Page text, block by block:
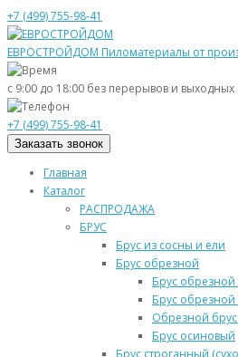
+7 (499) 755-98-41
ЕВРОСТРОЙДОМ Пиломатериалы от
с 9:00 до 18:00 без перерывов и выходных
+7 (499) 755-98-41
Заказать звонок
Главная
Каталог
РАСПРОДАЖА
БРУС
Брус из сосны и ели
Брус обрезной
Брус
Брус обрезной
Обрезной брус
Брус осиновый
Брус строганный